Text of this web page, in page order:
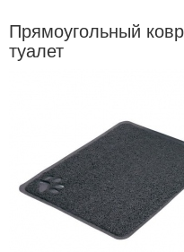
Прямоугольный
туалет